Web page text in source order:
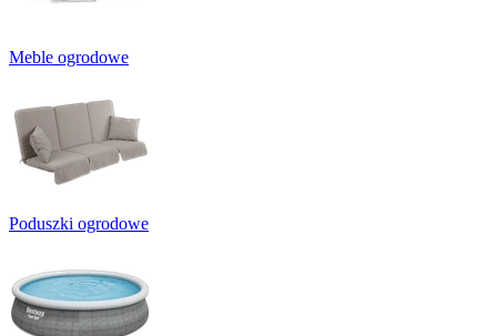
Meble ogrodowe
Poduszki ogrodowe